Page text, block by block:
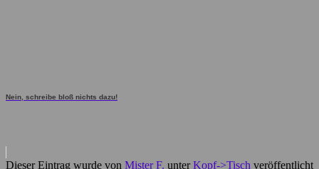
Nein, schreibe bloß nichts dazu!
Dieser Eintrag wurde von Mister F. unterKopf->Tisch veröffentlicht